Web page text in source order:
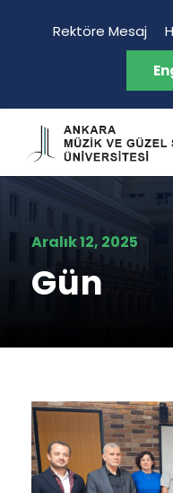
Rektöre Mesaj
Aralık 12, 2025
Gün